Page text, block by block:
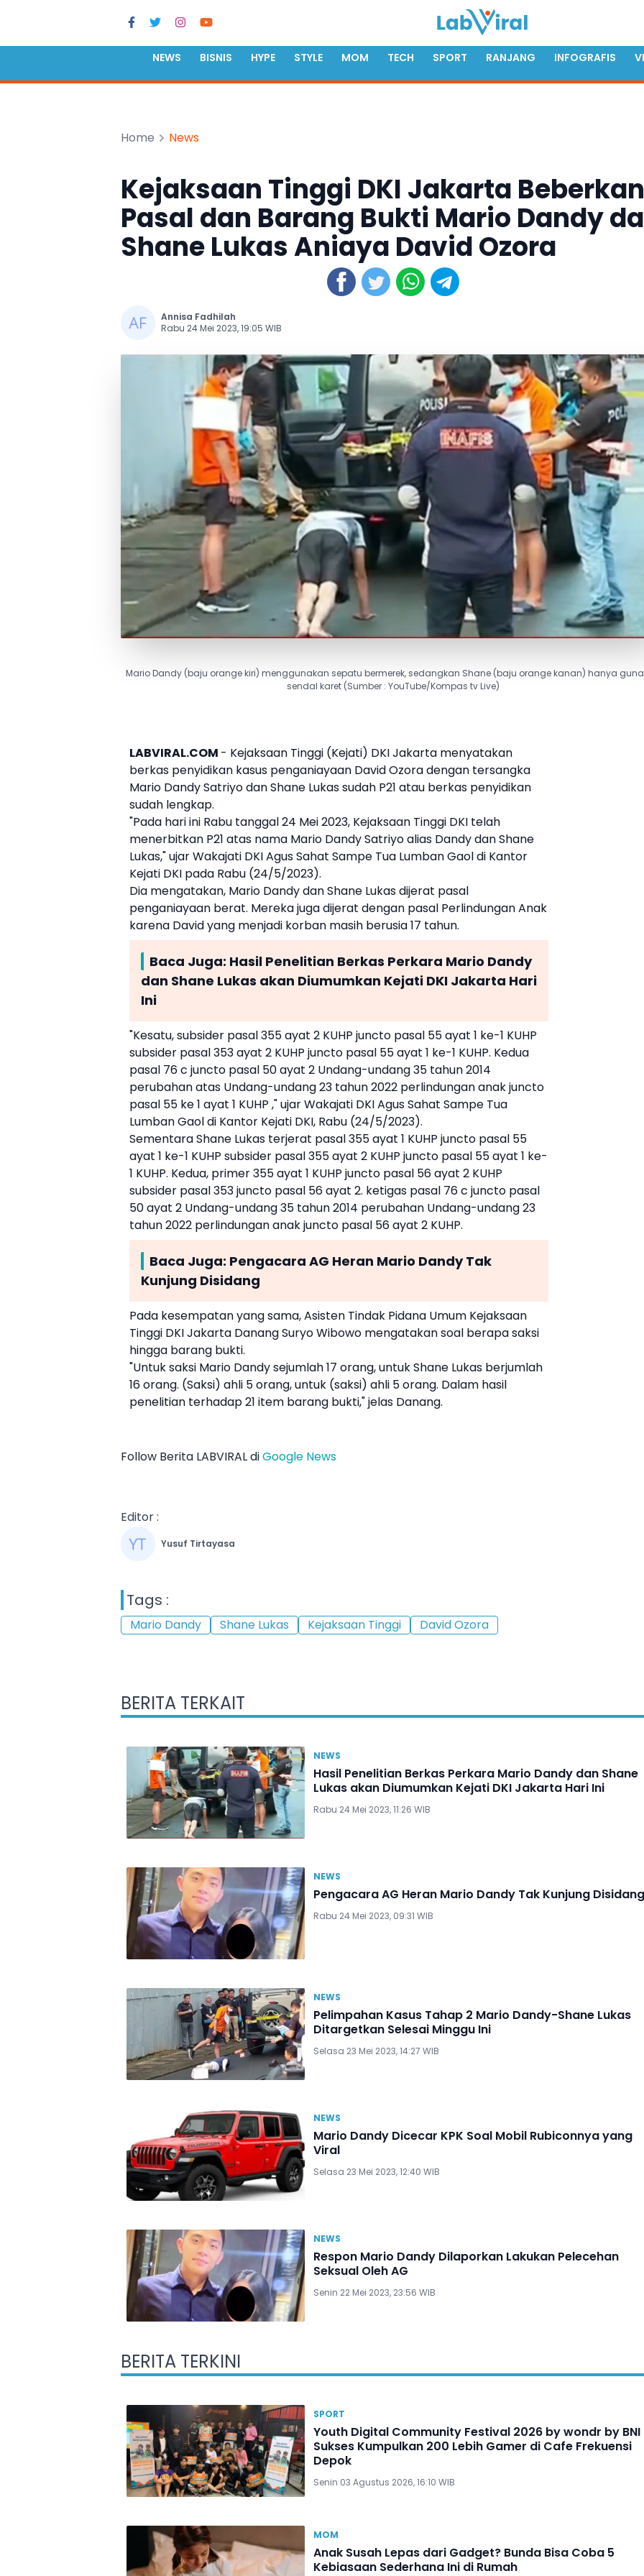
NEWS BISNIS HYPE STYLE MOM TECH SPORT RANJANG INFOGRAFIS
Home News
Kejaksaan Tinggi DKI Jakarta Beberkan
Pasal dan Barang Bukti Mario Dandy
Shane Lukas Aniaya David Ozora
Annisa Fadhilah
Rabu 24 Mei 2023, 19:05 WIB
Mario Dandy (baju orange kiri) menggunakan sepatu bermerek, sedangkan Shane (baju orange kanan) hanya
sendal karet (Sumber : YouTube/Kompas tv Live)
LABVIRAL.COM - Kejaksaan Tinggi (Kejati) DKI Jakarta menyatakan
berkas penyidikan kasus penganiayaan David Ozoradengan tersangka
Mario DandySatriyo danShane Lukassudah P21 atau berkas penyidikan
sudah lengkap.
"Pada hari ini Rabu tanggal 24 Mei 2023, Kejaksaan Tinggi DKI telah
menerbitkan P21 atas nama Mario DandySatriyo alias Dandy danShane
Lukas," ujar Wakajati DKI Agus Sahat Sampe Tua Lumban Gaol di Kantor
Kejati DKI pada Rabu (24/5/2023).
Dia mengatakan, Mario DandydanShane Lukasdijerat pasal
penganiayaan berat. Mereka juga dijerat dengan pasal Perlindungan Anak
karena David yang menjadi korban masih berusia 17 tahun.
Baca Juga: Hasil Penelitian Berkas Perkara Mario Dandy
dan Shane Lukas akan Diumumkan Kejati DKI Jakarta Hari
Ini
"Kesatu, subsider pasal 355 ayat 2 KUHP juncto pasal 55 ayat 1 ke-1 KUHP
subsider pasal 353 ayat 2 KUHP juncto pasal 55 ayat 1 ke-1 KUHP. Kedua
pasal 76 c juncto pasal 50 ayat 2 Undang-undang 35 tahun 2014
perubahan atas Undang-undang 23 tahun 2022 perlindungan anak juncto
pasal 55 ke 1 ayat 1 KUHP ," ujar Wakajati DKI Agus Sahat Sampe Tua
Lumban Gaol di Kantor Kejati DKI, Rabu (24/5/2023).
SementaraShane Lukas terjerat pasal 355 ayat 1 KUHP juncto pasal 55
ayat 1 ke-1 KUHP subsider pasal 355 ayat 2 KUHP juncto pasal 55 ayat 1 ke-
1 KUHP. Kedua, primer 355 ayat 1 KUHP juncto pasal 56 ayat 2 KUHP
subsider pasal 353 juncto pasal 56 ayat 2. ketigas pasal 76 c juncto pasal
50 ayat 2 Undang-undang 35 tahun 2014 perubahan Undang-undang 23
tahun 2022 perlindungan anak juncto pasal 56 ayat 2 KUHP.
Baca Juga: Pengacara AG Heran Mario Dandy Tak
Kunjung Disidang
Pada kesempatan yang sama, Asisten Tindak Pidana Umum Kejaksaan
Tinggi DKI Jakarta Danang Suryo Wibowo mengatakan soal berapa saksi
hingga barang bukti.
"Untuk saksi Mario Dandysejumlah 17 orang, untukShane Lukas berjumlah
16 orang. (Saksi) ahli 5 orang, untuk (saksi) ahli 5 orang. Dalam hasil
penelitian terhadap 21 item barang bukti," jelas Danang.
Follow Berita LABVIRAL diGoogle News
Editor :
Yusuf Tirtayasa
Tags :
Mario Dandy Shane Lukas Kejaksaan Tinggi David Ozora
BERITA TERKAIT
NEWS
Hasil Penelitian Berkas Perkara Mario Dandy dan Shane
Lukas akan Diumumkan Kejati DKI Jakarta Hari Ini
Rabu 24 Mei 2023, 11:26 WIB
NEWS
Pengacara AG Heran Mario Dandy Tak Kunjung Disidang
Rabu 24 Mei 2023, 09:31 WIB
NEWS
Pelimpahan Kasus Tahap 2 Mario Dandy-Shane Lukas
Ditargetkan Selesai Minggu Ini
Selasa 23 Mei 2023, 14:27 WIB
NEWS
Mario Dandy Dicecar KPK Soal Mobil Rubiconnya yang
Viral
Selasa 23 Mei 2023, 12:40 WIB
NEWS
Respon Mario Dandy Dilaporkan Lakukan Pelecehan
Seksual Oleh AG
Senin 22 Mei 2023, 23:56 WIB
BERITA TERKINI
SPORT
Youth Digital Community Festival 2026 by wondr by BNI
Sukses Kumpulkan 200 Lebih Gamer di Cafe Frekuensi
Depok
Senin 03 Agustus 2026, 16:10 WIB
MOM
Anak Susah Lepas dari Gadget? Bunda Bisa Coba 5
Kebiasaan Sederhana Ini di Rumah